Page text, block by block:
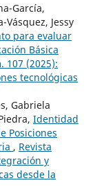
García,
Jessy
para evaluar
Básica
107 (2025):
tecnológicas
Gabriela
Identidad
Posiciones
, Revista
y
desde la